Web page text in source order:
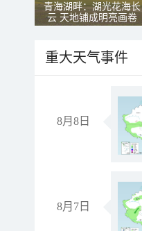
青海湖畔：湖光花海长
云 天地铺成明亮画卷
重大天气事件
8月8日
8月7日